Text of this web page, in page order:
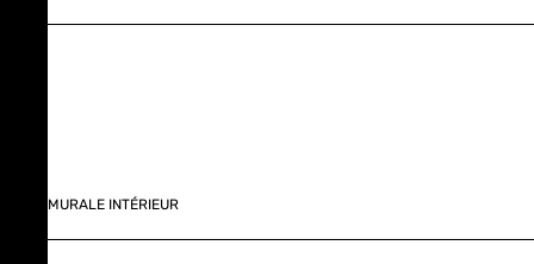
MURALE INTÉRIEUR